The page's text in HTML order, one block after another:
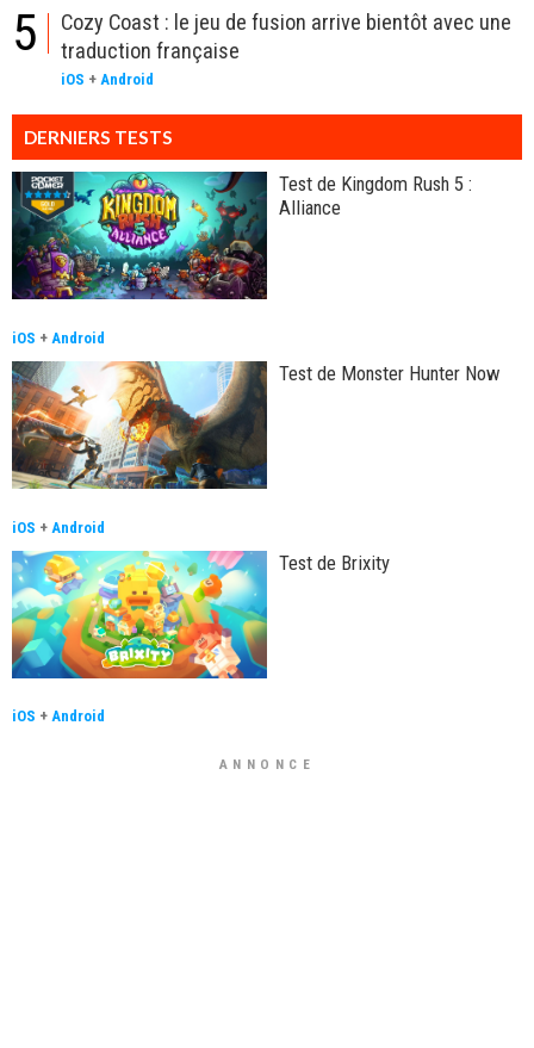
5
Cozy Coast : le jeu de fusion arrive bientôt avec une
traduction française
iOS + Android
DERNIERS TESTS
Test de Kingdom Rush 5 :
Alliance
iOS + Android
Test de Monster Hunter Now
iOS + Android
Test de Brixity
iOS + Android
ANNONCE